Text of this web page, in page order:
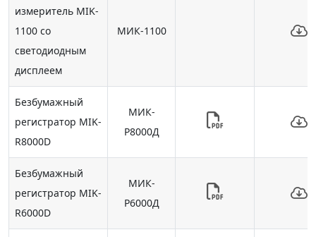
измеритель MIK-
1100 со
светодиодным
дисплеем
МИК-1100
Безбумажный
регистратор MIK-
R8000D
МИК-
Р8000Д
Безбумажный
регистратор MIK-
R6000D
МИК-
Р6000Д